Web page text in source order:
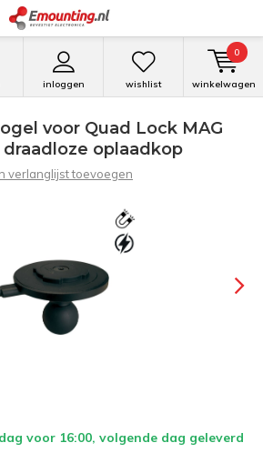
inloggen wishlist winkelwagen
0
voor Quad Lock MAG
oplaadkop
verlanglijst toevoegen
voor 16:00, volgende dag geleverd